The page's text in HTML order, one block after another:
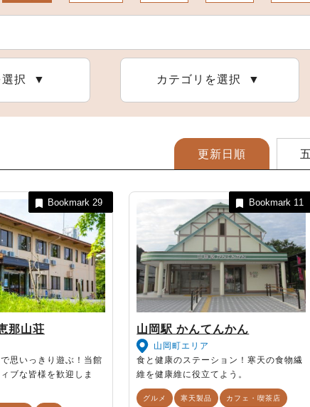
那山荘
思いっきり遊ぶ！当館
ブな皆様を歓迎しま
Bookmark 29
山岡駅 かんてんかん
山岡町エリア
食と健康のステーション！寒天の食物繊
維を健康維に役立てよう。
グルメ 寒天製品 カフェ・喫茶店
Bookmark 11
択 カテゴリを選択
更新日順